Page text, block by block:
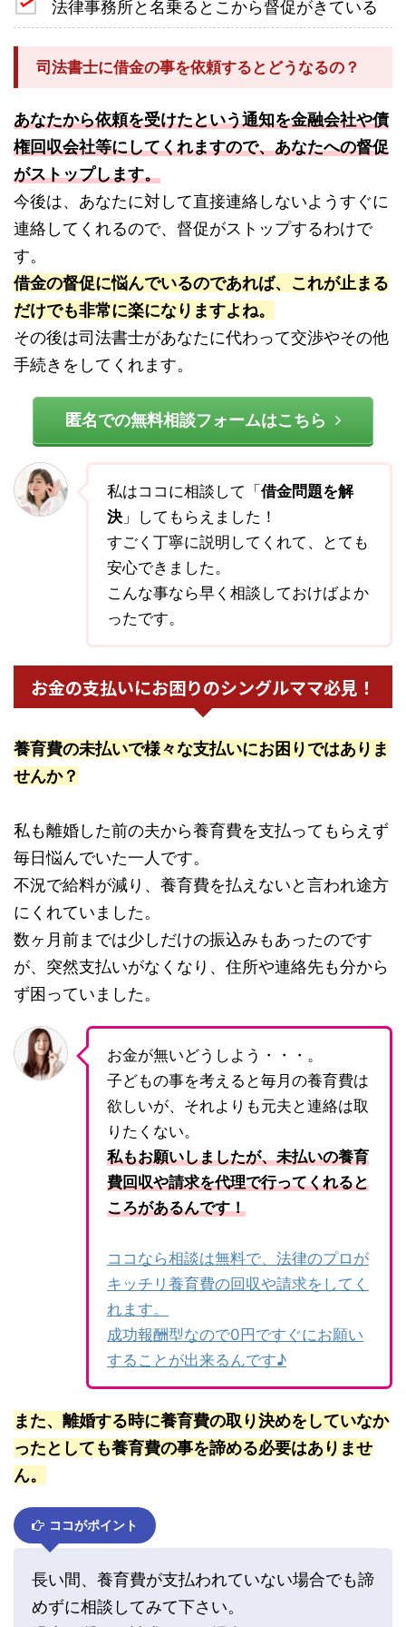
法律事務所と名乗るとこから督促がきている
司法書士に借金の事を依頼するとどうなるの？
あなたから依頼を受けたという通知を金融会社や債
権回収会社等にしてくれますので、あなたへの督促
がストップします。
今後は、あなたに対して直接連絡しないようすぐに
連絡してくれるので、督促がストップするわけで
す。
借金の督促に悩んでいるのであれば、これが止まる
だけでも非常に楽になりますよね。
その後は司法書士があなたに代わって交渉やその他
手続きをしてくれます。
匿名での無料相談フォームはこちら
私はココに相談して「借金問題を解
決」してもらえました！
すごく丁寧に説明してくれて、とても
安心できました。
こんな事なら早く相談しておけばよか
ったです。
お金の支払いにお困りのシングルママ必見！
養育費の未払いで様々な支払いにお困りではありま
せんか？
私も離婚した前の夫から養育費を支払ってもらえず
毎日悩んでいた一人です。
不況で給料が減り、養育費を払えないと言われ途方
にくれていました。
数ヶ月前までは少しだけの振込みもあったのです
が、突然支払いがなくなり、住所や連絡先も分から
ず困っていました。
お金が無いどうしよう・・・。
子どもの事を考えると毎月の養育費は
欲しいが、それよりも元夫と連絡は取
りたくない。
私もお願いしましたが、未払いの養育
費回収や請求を代理で行ってくれると
ころがあるんです！
ココなら相談は無料で、法律のプロが
キッチリ養育費の回収や請求をしてく
れます。
成功報酬型なので0円ですぐにお願い
することが出来るんです♪
また、離婚する時に養育費の取り決めをしていなか
ったとしても養育費の事を諦める必要はありませ
ん。
ココがポイント
長い間、養育費が支払われていない場合でも諦
めずに相談してみて下さい。